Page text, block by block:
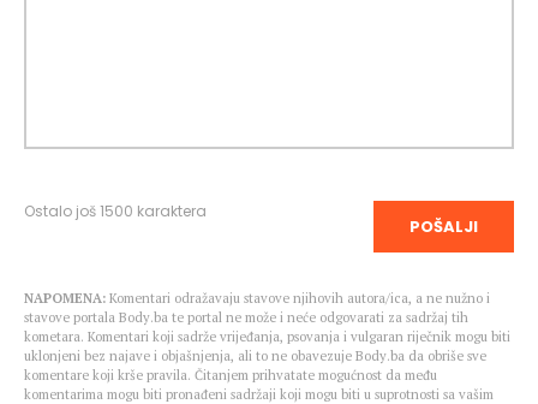
Ostalo još1500 karaktera
POŠALJI
NAPOMENA: Komentari odražavaju stavove njihovih autora/ica, a ne nužno i
stavove portala Body.ba te portal ne može i neće odgovarati za sadržaj tih
kometara. Komentari koji sadrže vrijeđanja, psovanja i vulgaran riječnik mogu biti
uklonjeni bez najave i objašnjenja, ali to ne obavezuje Body.ba da obriše sve
komentare koji krše pravila. Čitanjem prihvatate mogućnost da među
komentarima mogu biti pronađeni sadržaji koji mogu biti u suprotnosti sa vašim